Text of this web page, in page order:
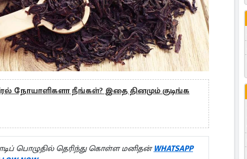
நோயாளிகளா நீங்கள்? இதை தினமும் குடிங்க
பொழுதில் தெரிந்து கொள்ள மனிதன் WHATSAPP